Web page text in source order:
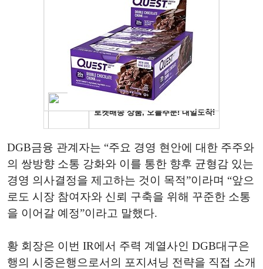
DGB금융 관계자는 “주요 경영 현안에 대한 주주와
의 쌍방향 소통 강화와 이를 통한 향후 균형감 있는
경영 의사결정을 제고하는 것이 목적”이라며 “앞으
로도 시장 참여자와 신뢰 구축을 위해 꾸준한 소통
을 이어갈 예정”이라고 말했다.
황 회장은 이번 IR에서 주력 계열사인 DGB대구은
행의 시중은행으로서의 포지셔닝 전략을 직접 소개